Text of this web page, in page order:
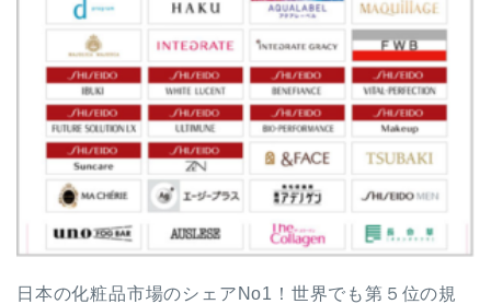
日本の化粧品市場のシェアNo1！世界でも第５位の規